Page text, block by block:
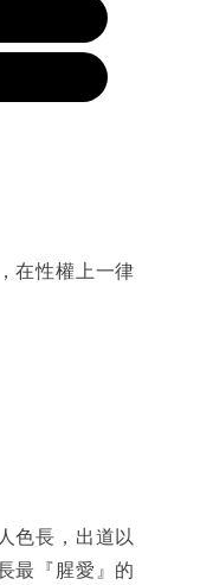
在性權上一律
色長，出道以
最『腥愛』的